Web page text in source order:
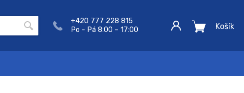
+420 777 228 815
Po - Pá 8:00 – 17:00
Košík